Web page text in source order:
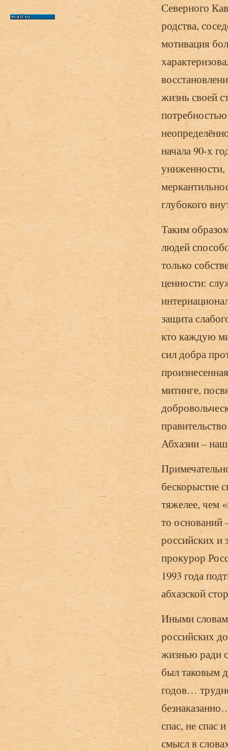
Северного
родства,
мотивация
жизнь своей
начала 90-х
униженности,
глубокого
Таким
людей
только
ценности:
защита
кто каждую
сил добра
митинге,
Абхазии –
бескорыстие
тяжелее, чем
то оснований
российских
прокурор
1993 года
абхазской
Иными
российских
жизнью ради
был таковым
годов…
спас, не спас
смысл в